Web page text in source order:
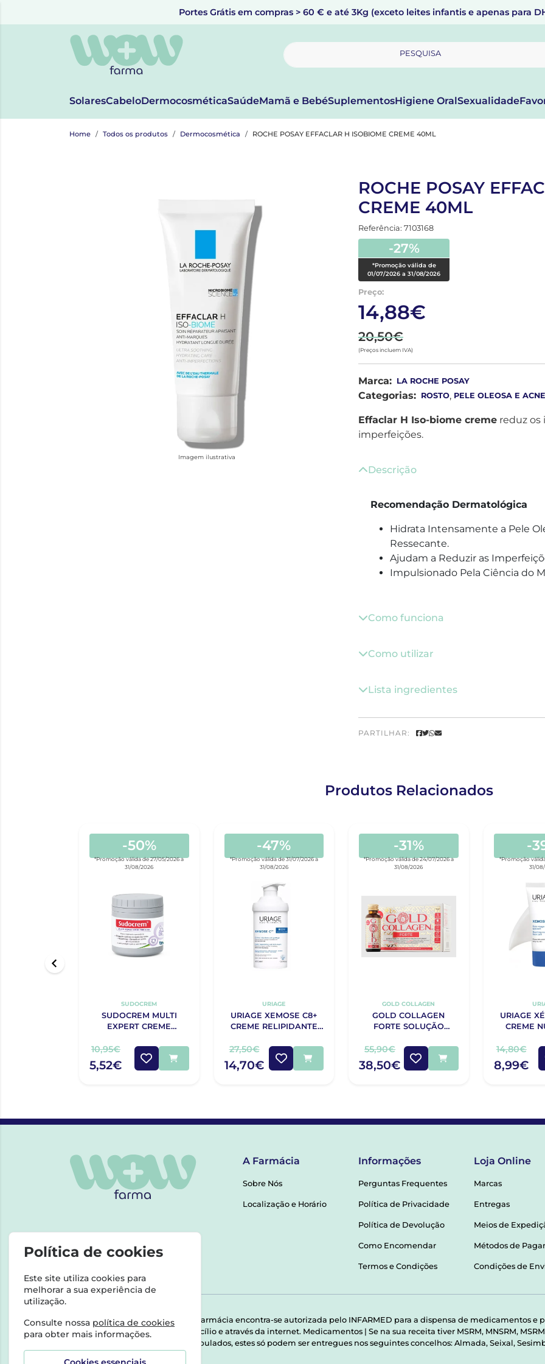
Portes Grátis em compras > 60 € e até 3Kg (exceto leites infantis e apenas para
PESQUISA
SolaresCabeloDermocosméticaSaúdeMamã e BebéSuplementosHigiene OralSexualidade
Home Todos os produtos Dermocosmética ROCHE POSAY EFFACLAR H ISOBIOME CREME 40ML
Imagem ilustrativa
ROCHE POSAY
CREME 40ML
Referência: 7103168
-27%
*Promoção válida de
01/07/2026 a 31/08/2026
Preço:
14,88€
20,50€
(Preços incluem IVA)
Marca: LA ROCHE POSAY
Categorias: ROSTO, PELE OLEOSA E ACNE
Effaclar H Iso-biome creme reduz os
imperfeições.
Descrição
Recomendação Dermatológica
Hidrata Intensamente a Pele
Ressecante.
Ajudam a Reduzir as
Impulsionado Pela Ciência do
Como funciona
Como utilizar
Lista ingredientes
PARTILHAR:
Produtos Relacionados
-50%
*Promoção válida de 27/05/2026 a
31/08/2026
SUDOCREM
SUDOCREM MULTI
EXPERT CREME
10,95€
5,52€
-47%
*Promoção válida de 31/07/2026 a
31/08/2026
URIAGE
URIAGE XEMOSE C8+
CREME RELIPIDANTE
27,50€
14,70€
-31%
*Promoção válida de 24/07/2026 a
31/08/2026
GOLD COLLAGEN
GOLD COLLAGEN
FORTE SOLUÇÃO
55,90€
38,50€
-
*Promoção
31/
URIAGE
CREME
14,80€
8,99€
A Farmácia
Sobre Nós
Localização e Horário
Informações
Perguntas Frequentes
Política de Privacidade
Política de Devolução
Como Encomendar
Termos e Condições
Loja Online
Marcas
Entregas
Meios de
Métodos de
Condições de
Esta farmácia encontra-se autorizada pelo INFARMED para a dispensa de medicamentos e
domicílio e através da internet. Medicamentos | Se na sua receita tiver MSRM, MNSRM,
Manipulados, estes só podem ser entregues nos seguintes concelhos: Almada, Seixal,
Política de cookies
Este site utiliza cookies para
melhorar a sua experiência de
utilização.
Consulte nossa política de cookies
para obter mais informações.